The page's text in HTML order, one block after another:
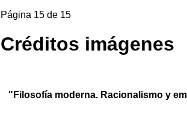
Página 15 de 15
Créditos imágenes
"Filosofía moderna. Racionalismo y